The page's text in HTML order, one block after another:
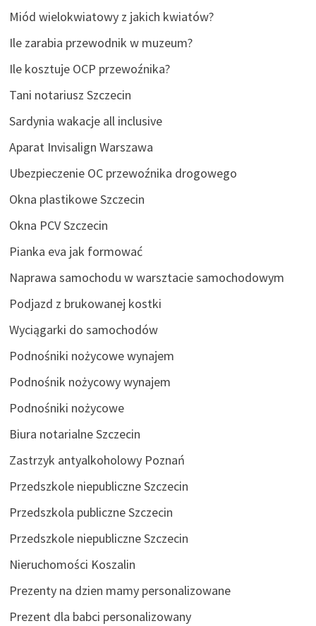
Miód wielokwiatowy z jakich kwiatów?
Ile zarabia przewodnik w muzeum?
Ile kosztuje OCP przewoźnika?
Tani notariusz Szczecin
Sardynia wakacje all inclusive
Aparat Invisalign Warszawa
Ubezpieczenie OC przewoźnika drogowego
Okna plastikowe Szczecin
Okna PCV Szczecin
Pianka eva jak formować
Naprawa samochodu w warsztacie samochodowym
Podjazd z brukowanej kostki
Wyciągarki do samochodów
Podnośniki nożycowe wynajem
Podnośnik nożycowy wynajem
Podnośniki nożycowe
Biura notarialne Szczecin
Zastrzyk antyalkoholowy Poznań
Przedszkole niepubliczne Szczecin
Przedszkola publiczne Szczecin
Przedszkole niepubliczne Szczecin
Nieruchomości Koszalin
Prezenty na dzien mamy personalizowane
Prezent dla babci personalizowany